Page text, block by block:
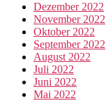
Dezember 2022
November 2022
Oktober 2022
September 2022
August 2022
Juli 2022
Juni 2022
Mai 2022